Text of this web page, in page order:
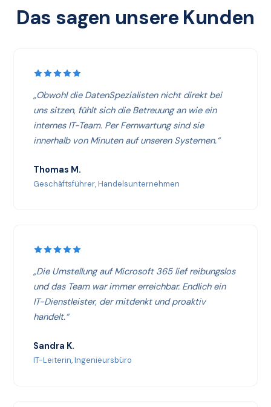
Das sagen unsere Kunden
„Obwohl die DatenSpezialisten nicht direkt bei
uns sitzen, fühlt sich die Betreuung an wie ein
internes IT-Team. Per Fernwartung sind sie
innerhalb von Minuten auf unseren Systemen.“
Thomas M.
Geschäftsführer, Handelsunternehmen
„Die Umstellung auf Microsoft 365 lief reibungslos
und das Team war immer erreichbar. Endlich ein
IT-Dienstleister, der mitdenkt und proaktiv
handelt.“
Sandra K.
IT-Leiterin, Ingenieursbüro